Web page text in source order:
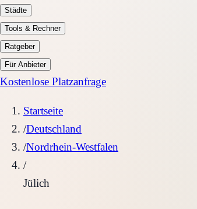
Städte
Tools & Rechner
Ratgeber
Für Anbieter
Kostenlose Platzanfrage
Startseite
/Deutschland
/Nordrhein-Westfalen
/
Jülich